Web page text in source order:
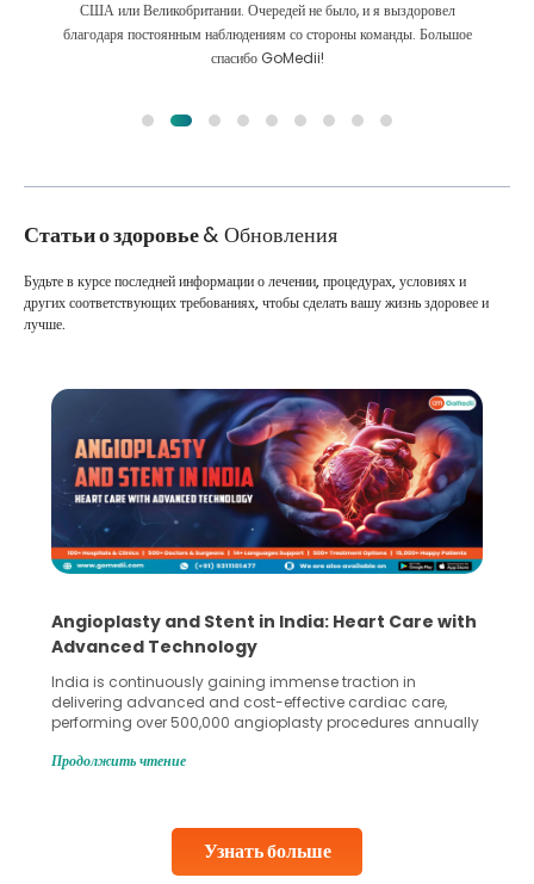
Мы сделали правильный выбор, выбрав GoMedii. Они даже после
лечения сохраняют с нами большую связь
Статьи о здоровье& Обновления
Узнать больше
Будьте в курсе последней информации о лечении, процедурах, условиях и
других соответствующих требованиях, чтобы сделать вашу жизнь здоровее и
лучше.
Angioplasty and Stent in India: Heart Care with
Advanced Technology
India is continuously gaining immense traction in
delivering advanced and cost-effective cardiac care,
performing over 500,000 angioplasty procedures annually
globe are searching for treatments like angioplasty and
Studies, such as one published
Продолжить чтение